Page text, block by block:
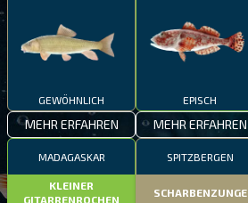
GEWÖHNLICH
MEHR ERFAHREN
EPISCH
MEHR ERFAHREN
MADAGASKAR
KLEINER
GITARRENROCHEN
SPITZBERGEN
SCHARBENZUNGE